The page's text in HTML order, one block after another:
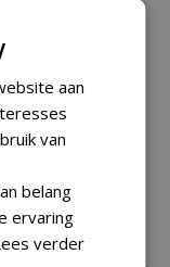
altijd
blijven
aan
van
belang
ervaring
verder